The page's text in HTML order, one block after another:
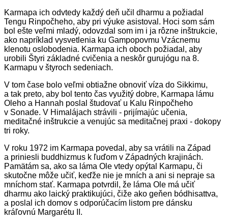
Karmapa ich odvtedy každý deň učil dharmu a požiadal
Tengu Rinpočheho, aby pri výuke asistoval. Hoci som sám
bol ešte veľmi mladý, odovzdal som im i ja rôzne inštrukcie,
ako napríklad vysvetlenia ku Gampopovmu Vzácnemu
klenotu oslobodenia. Karmapa ich oboch požiadal, aby
urobili Štyri základné cvičenia a neskôr gurujógu na 8.
Karmapu v štyroch sedeniach.
V tom čase bolo veľmi obtiažne obnoviť víza do Sikkimu,
a tak preto, aby bol tento čas využitý dobre, Karmapa lámu
Oleho a Hannah poslal študovať u Kalu Rinpočheho
v Sonade. V Himalájach strávili - prijímajúc učenia,
meditačné inštrukcie a venujúc sa meditačnej praxi - dokopy
tri roky.
V roku 1972 im Karmapa povedal, aby sa vrátili na Západ
a priniesli buddhizmus k ľuďom v Západných krajinách.
Pamätám sa, ako sa láma Ole vtedy opýtal Karmapu, či
skutočne môže učiť, keďže nie je mních a ani si nepraje sa
mníchom stať. Karmapa potvrdil, že láma Ole má učiť
dharmu ako laický praktikujúci, čiže ako geňen bódhisattva,
a poslal ich domov s odporúčacím listom pre dánsku
kráľovnú Margarétu II.